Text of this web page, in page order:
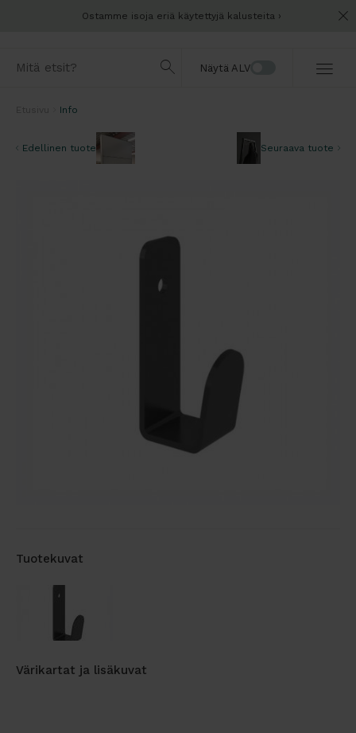
Ostamme isoja eriä käytettyjä kalusteita
Näytä ALV
Info
Edellinen tuote Seuraava tuote
Tuotekuvat
Värikartat ja lisäkuvat